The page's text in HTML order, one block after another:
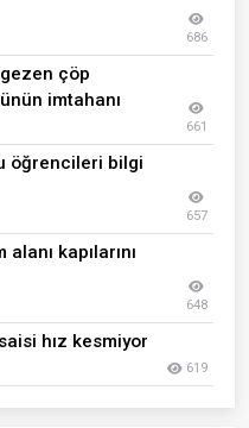
686
çöp
imtahanı
661
öğrencileri bilgi
657
kapılarını
648
hız kesmiyor
619